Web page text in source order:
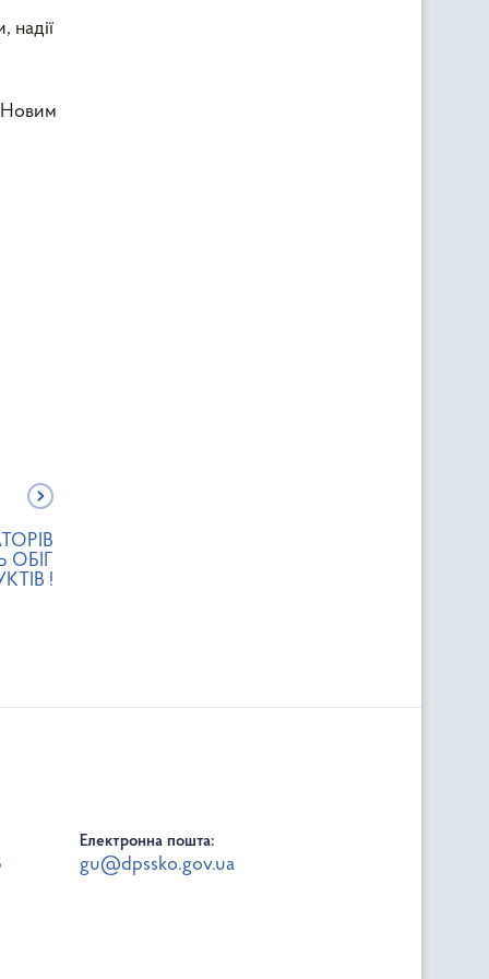
надії
Новим
!
Електронна пошта:
gu@dpssko.gov.ua